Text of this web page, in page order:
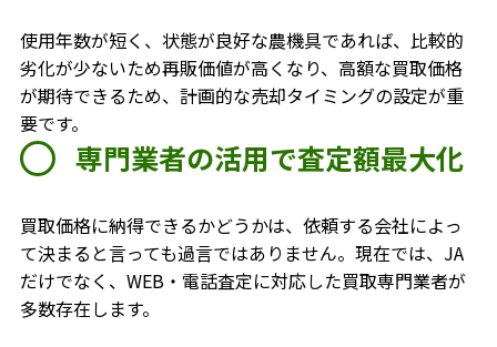
使用年数が短く、状態が良好な農機具であれば、比較的
劣化が少ないため再販価値が高くなり、高額な買取価格
が期待できるため、計画的な売却タイミングの設定が重
要です。
専門業者の活用で査定額最大化
買取価格に納得できるかどうかは、依頼する会社によっ
て決まると言っても過言ではありません。現在では、JA
だけでなく、WEB・電話査定に対応した買取専門業者が
多数存在します。